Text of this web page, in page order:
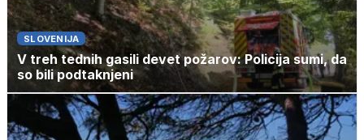
SLOVENIJA
V treh tednih gasili devet požarov: Policija sumi, da
so bili podtaknjeni